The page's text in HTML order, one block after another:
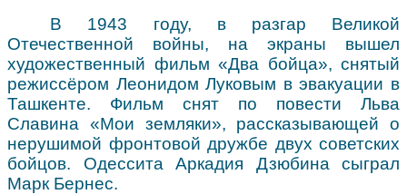
В 1943 году, в разгар Великой
Отечественной войны, на экраны вышел
художественный фильм «Два бойца», снятый
режиссёром Леонидом Луковым в эвакуации в
Ташкенте. Фильм снят по повести Льва
Славина «Мои земляки», рассказывающей о
нерушимой фронтовой дружбе двух советских
бойцов. Одессита Аркадия Дзюбина сыграл
Марк Бернес.